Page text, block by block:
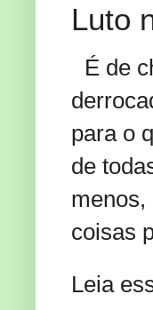
Luto
É de
para o
de
menos,
coisas
Leia